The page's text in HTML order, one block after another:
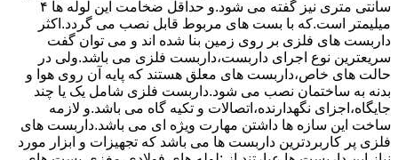
سانتی متری نیز گفته می شود.و حداقل ضخامت این لوله ها ۴
میلیمتر است.که با بست های مربوط قابل نصب می گردد.اکثر
داربست های فلزی بر روی زمین بنا شده اند و می توان گفت
سریعترین نوع اجرای داربست،داربست فلزی می باشد.ولی در
حالت های خاص،داربست های معلق هستند که پایه آن روی هوا و
بدنه به ساختمان نصب می شود.داربست فلزی شامل یک یا چند
جایگاه،اجزای نگهدارنده،اتصالات و تکیه گاه می باشد.و لازمه
ساخت این سازه ها داشتن مهارت ویژه ای می باشد.داربست های
فلزی پر کاربردترین داربست ها می باشد که تجهیزات و ابزار مورد